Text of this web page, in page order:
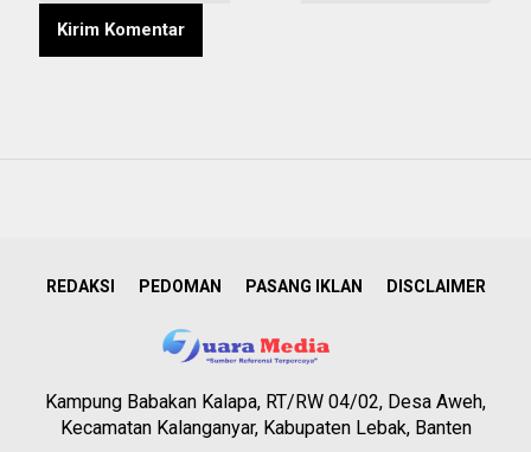
REDAKSI PEDOMAN PASANG IKLAN DISCLAIMER
Kampung Babakan Kalapa, RT/RW 04/02, Desa Aweh,
Kecamatan Kalanganyar, Kabupaten Lebak, Banten